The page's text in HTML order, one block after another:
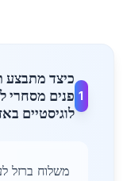
1
כיצד מתבצע
פנים מסחרי
לוגיסטיים
משלוח ברזל